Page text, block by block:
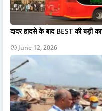
दादर हादसे के बाद BEST की बड़ी
June 12, 2026